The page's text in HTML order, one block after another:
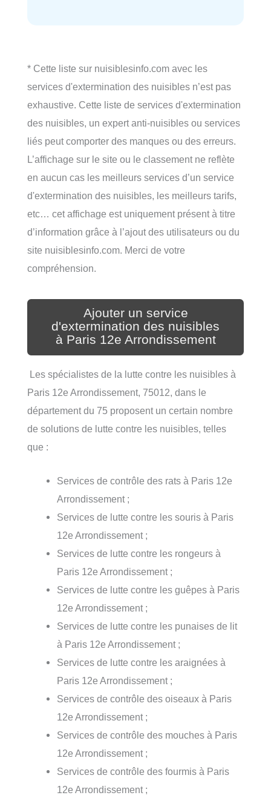
* Cette liste sur nuisiblesinfo.com avec les
services d'extermination des nuisibles n’est pas
exhaustive. Cette liste de services d'extermination
des nuisibles, un expert anti-nuisibles ou services
liés peut comporter des manques ou des erreurs.
L’affichage sur le site ou le classement ne reflète
en aucun cas les meilleurs services d’un service
d'extermination des nuisibles, les meilleurs tarifs,
etc… cet affichage est uniquement présent à titre
d’information grâce à l’ajout des utilisateurs ou du
site nuisiblesinfo.com. Merci de votre
compréhension.
Ajouter un service
d'extermination des nuisibles
à Paris 12e Arrondissement
Les spécialistes de la lutte contre les nuisibles à
Paris 12e Arrondissement, 75012, dans le
département du 75 proposent un certain nombre
de solutions de lutte contre les nuisibles, telles
que :
Services de contrôle des rats à Paris 12e
Arrondissement ;
Services de lutte contre les souris à Paris
12e Arrondissement ;
Services de lutte contre les rongeurs à
Paris 12e Arrondissement ;
Services de lutte contre les guêpes à Paris
12e Arrondissement ;
Services de lutte contre les punaises de lit
à Paris 12e Arrondissement ;
Services de lutte contre les araignées à
Paris 12e Arrondissement ;
Services de contrôle des oiseaux à Paris
12e Arrondissement ;
Services de contrôle des mouches à Paris
12e Arrondissement ;
Services de contrôle des fourmis à Paris
12e Arrondissement ;